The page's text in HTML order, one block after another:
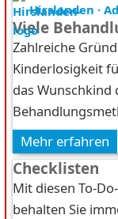
Hirslanden · Ad
Viele
Zahlreiche
Kinderlosigkeit
das Wunschkind
Mehr erfahren
Checklisten
Mit diesen To-
behalten Sie